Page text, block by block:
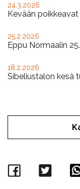
24.3.2026
Kevään
25.2.2026
Eppu Normaalin
18.2.2026
Sibeliustalon kesä